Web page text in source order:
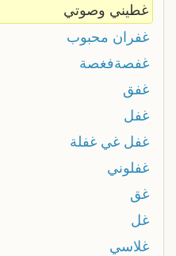
غطيني وصوتي
غفران محبوب
غفصةفغصة
غفق
غفل
غفل غي غفلة
غفلوني
غق
غل
غلاسي